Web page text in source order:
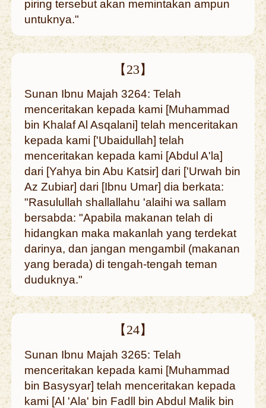
piring tersebut akan memintakan ampun
untuknya."
【23】
Sunan Ibnu Majah 3264: Telah
menceritakan kepada kami [Muhammad
bin Khalaf Al Asqalani] telah menceritakan
kepada kami ['Ubaidullah] telah
menceritakan kepada kami [Abdul A'la]
dari [Yahya bin Abu Katsir] dari ['Urwah bin
Az Zubiar] dari [Ibnu Umar] dia berkata:
"Rasulullah shallallahu 'alaihi wa sallam
bersabda: "Apabila makanan telah di
hidangkan maka makanlah yang terdekat
darinya, dan jangan mengambil (makanan
yang berada) di tengah-tengah teman
duduknya."
【24】
Sunan Ibnu Majah 3265: Telah
menceritakan kepada kami [Muhammad
bin Basysyar] telah menceritakan kepada
kami [Al 'Ala' bin Fadll bin Abdul Malik bin